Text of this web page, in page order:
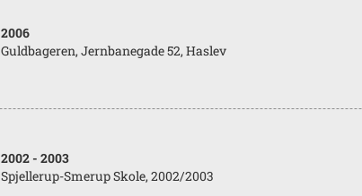
2006
Guldbageren, Jernbanegade 52, Haslev
2002 - 2003
Spjellerup-Smerup Skole, 2002/2003